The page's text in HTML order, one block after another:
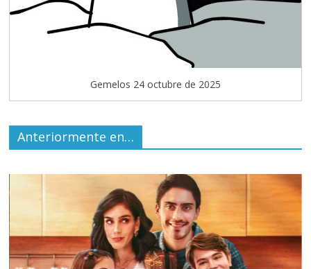
Gemelos 24 octubre de 2025
Anteriormente en…